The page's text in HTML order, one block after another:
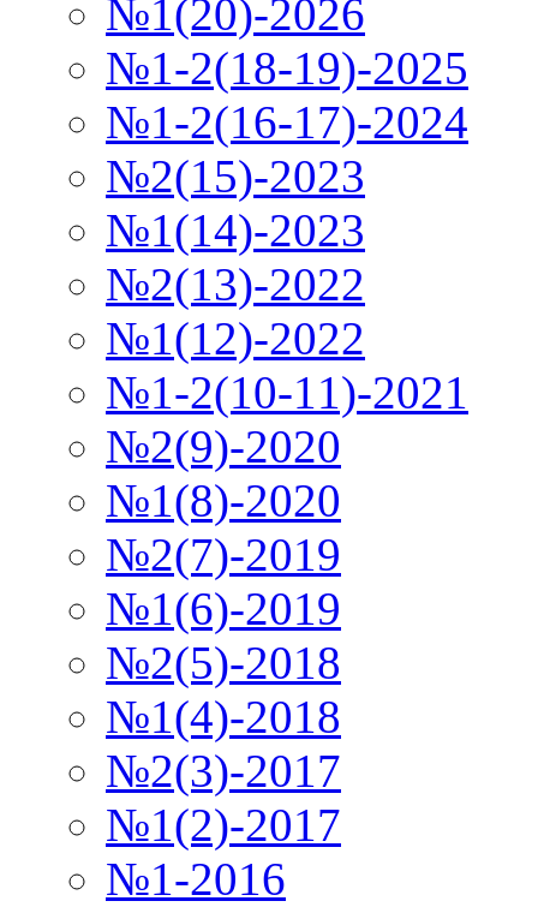
№1(20)-2026
№1-2(18-19)-2025
№1-2(16-17)-2024
№2(15)-2023
№1(14)-2023
№2(13)-2022
№1(12)-2022
№1-2(10-11)-2021
№2(9)-2020
№1(8)-2020
№2(7)-2019
№1(6)-2019
№2(5)-2018
№1(4)-2018
№2(3)-2017
№1(2)-2017
№1-2016